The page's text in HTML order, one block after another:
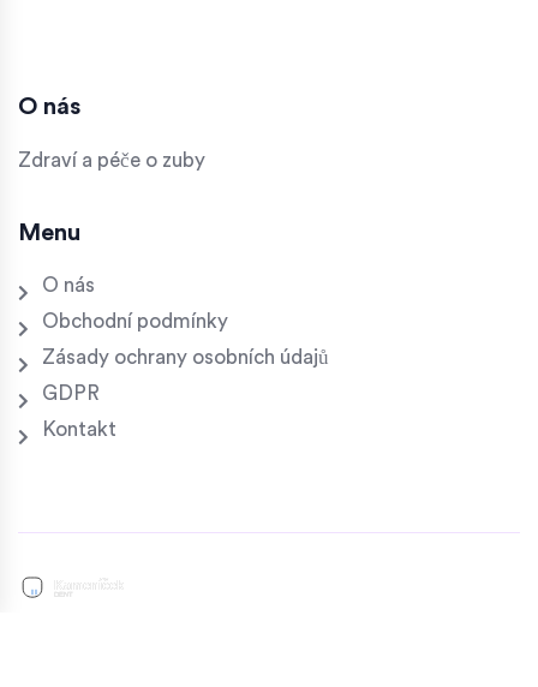
O nás
Zdraví a péče o zuby
Menu
O nás
Obchodní podmínky
Zásady ochrany osobních údajů
GDPR
Kontakt